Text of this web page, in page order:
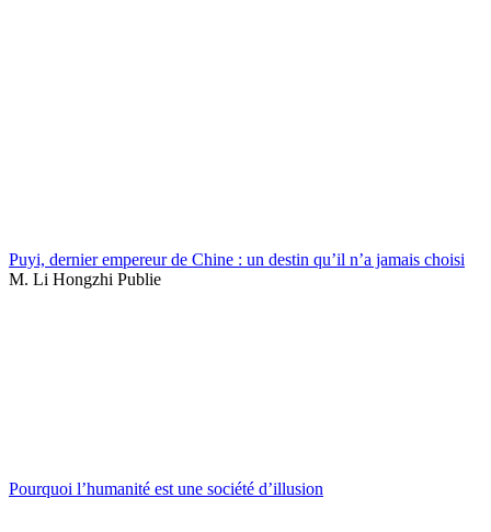
Puyi, dernier empereur de Chine : un destin qu’il n’a jamais choisi
M. Li Hongzhi Publie
Pourquoi l’humanité est une société d’illusion